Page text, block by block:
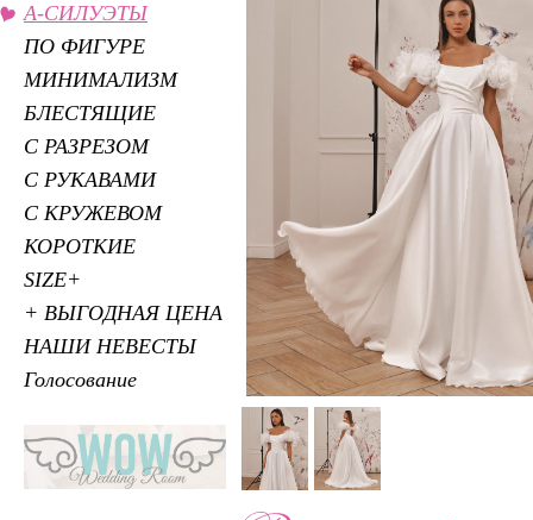
А-СИЛУЭТЫ
ПО ФИГУРЕ
МИНИМАЛИЗМ
БЛЕСТЯЩИЕ
С РАЗРЕЗОМ
С РУКАВАМИ
С КРУЖЕВОМ
КОРОТКИЕ
SIZE+
+ ВЫГОДНАЯ ЦЕНА
НАШИ НЕВЕСТЫ
Голосование